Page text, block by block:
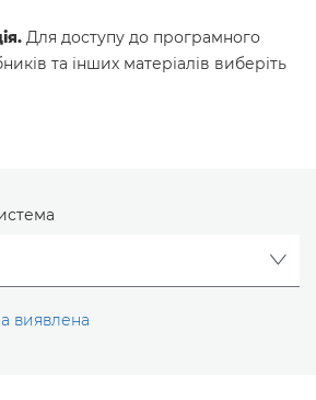
Для доступу до програмного
та інших матеріалів виберіть
виявлена